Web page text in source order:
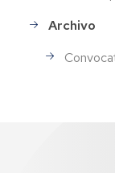
Archivo